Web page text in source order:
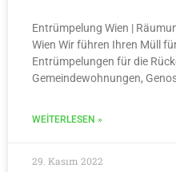
Entrümpelung Wien |
Wien Wir führen Ihren Müll
Entrümpelungen für die
Gemeindewohnungen,
WEITERLESEN »
29. Kasım 2022